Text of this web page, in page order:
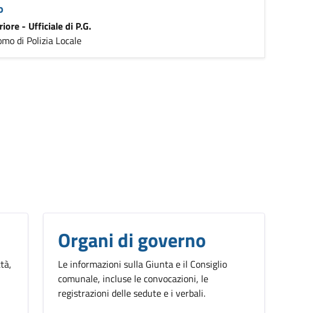
- Ufficiale di P.G.
di Polizia Locale
Organi di governo
Le informazioni sulla Giunta e il Consiglio
comunale, incluse le convocazioni, le
registrazioni delle sedute e i verbali.